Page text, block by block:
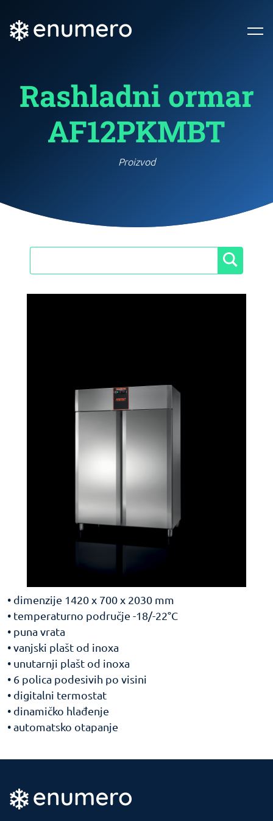
Rashladni ormar
AF12PKMBT
Proizvod
• dimenzije 1420 x 700 x 2030 mm
• temperaturno područje -18/-22°C
• puna vrata
• vanjski plašt od inoxa
• unutarnji plašt od inoxa
• 6 polica podesivih po visini
• digitalni termostat
• dinamičko hlađenje
• automatsko otapanje